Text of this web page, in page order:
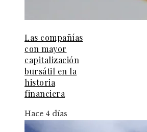
Las compañías
con mayor
capitalización
bursátil en la
historia
financiera
Hace 4 días